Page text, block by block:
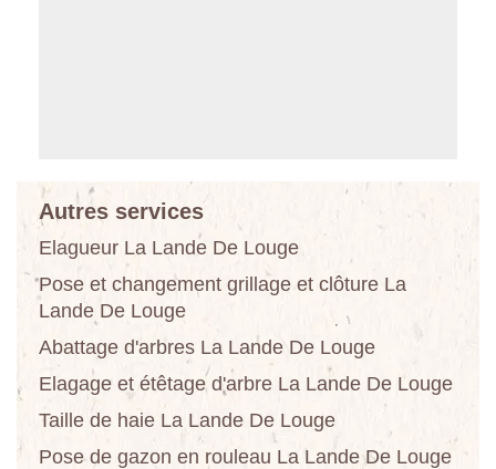
Autres services
Elagueur La Lande De Louge
Pose et changement grillage et clôture La
Lande De Louge
Abattage d'arbres La Lande De Louge
Elagage et étêtage d'arbre La Lande De Louge
Taille de haie La Lande De Louge
Pose de gazon en rouleau La Lande De Louge